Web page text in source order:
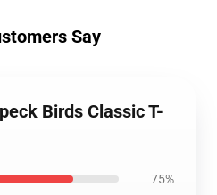
Say
Birds Classic T-
75%